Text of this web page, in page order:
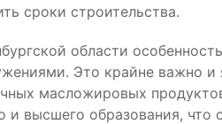
сроки строительства.
области
Это крайне важно
масложировых
и высшего образования,